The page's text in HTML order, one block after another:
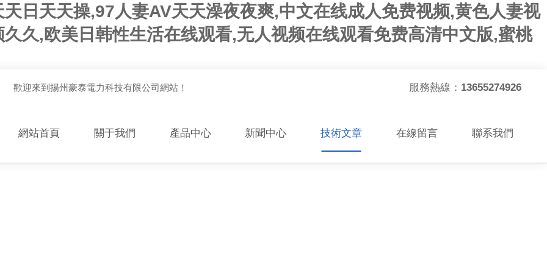
日天天操,97人妻AV天天澡夜夜爽,中文在线成人免费视频,黄色人妻视
久,欧美日韩性生活在线观看,无人视频在线观看免费高清中文版,蜜桃
歡迎來到揚州豪泰電力科技有限公司網站！ 服務熱線： 13655274926
網站首頁 關于我們 產品中心 新聞中心 技術文章 在線留言 聯系我們